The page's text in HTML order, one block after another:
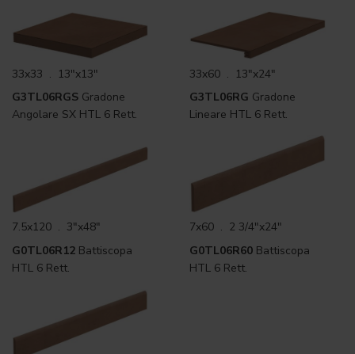
33x33 . 13"x13"
G3TL06RGS Gradone
Angolare SX HTL 6 Rett.
33x60 . 13"x24"
G3TL06RG Gradone
Lineare HTL 6 Rett.
7.5x120 . 3"x48"
G0TL06R12 Battiscopa
HTL 6 Rett.
7x60 . 2 3/4"x24"
G0TL06R60 Battiscopa
HTL 6 Rett.